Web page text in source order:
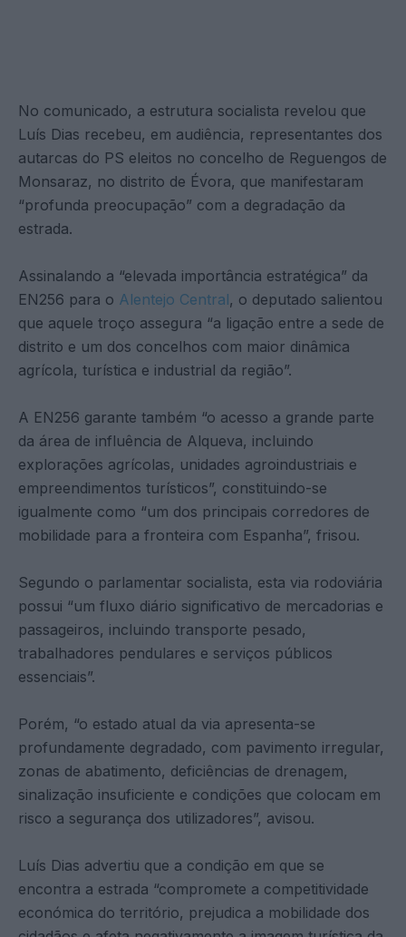
No comunicado, a estrutura socialista revelou que
Luís Dias recebeu, em audiência, representantes dos
autarcas do PS eleitos no concelho de Reguengos de
Monsaraz, no distrito de Évora, que manifestaram
“profunda preocupação” com a degradação da
estrada.
Assinalando a “elevada importância estratégica” da
EN256 para o Alentejo Central, o deputado salientou
que aquele troço assegura “a ligação entre a sede de
distrito e um dos concelhos com maior dinâmica
agrícola, turística e industrial da região”.
A EN256 garante também “o acesso a grande parte
da área de influência de Alqueva, incluindo
explorações agrícolas, unidades agroindustriais e
empreendimentos turísticos”, constituindo-se
igualmente como “um dos principais corredores de
mobilidade para a fronteira com Espanha”, frisou.
Segundo o parlamentar socialista, esta via rodoviária
possui “um fluxo diário significativo de mercadorias e
passageiros, incluindo transporte pesado,
trabalhadores pendulares e serviços públicos
essenciais”.
Porém, “o estado atual da via apresenta-se
profundamente degradado, com pavimento irregular,
zonas de abatimento, deficiências de drenagem,
sinalização insuficiente e condições que colocam em
risco a segurança dos utilizadores”, avisou.
Luís Dias advertiu que a condição em que se
encontra a estrada “compromete a competitividade
económica do território, prejudica a mobilidade dos